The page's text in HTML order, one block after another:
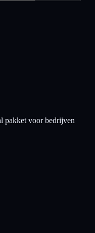
pakket voor bedrijven